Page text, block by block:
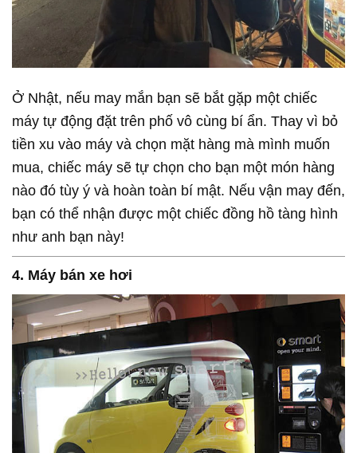
Ở Nhật, nếu may mắn bạn sẽ bắt gặp một chiếc
máy tự động đặt trên phố vô cùng bí ẩn. Thay vì bỏ
tiền xu vào máy và chọn mặt hàng mà mình muốn
mua, chiếc máy sẽ tự chọn cho bạn một món hàng
nào đó tùy ý và hoàn toàn bí mật. Nếu vận may đến,
bạn có thể nhận được một chiếc đồng hồ tàng hình
như anh bạn này!
4. Máy bán xe hơi